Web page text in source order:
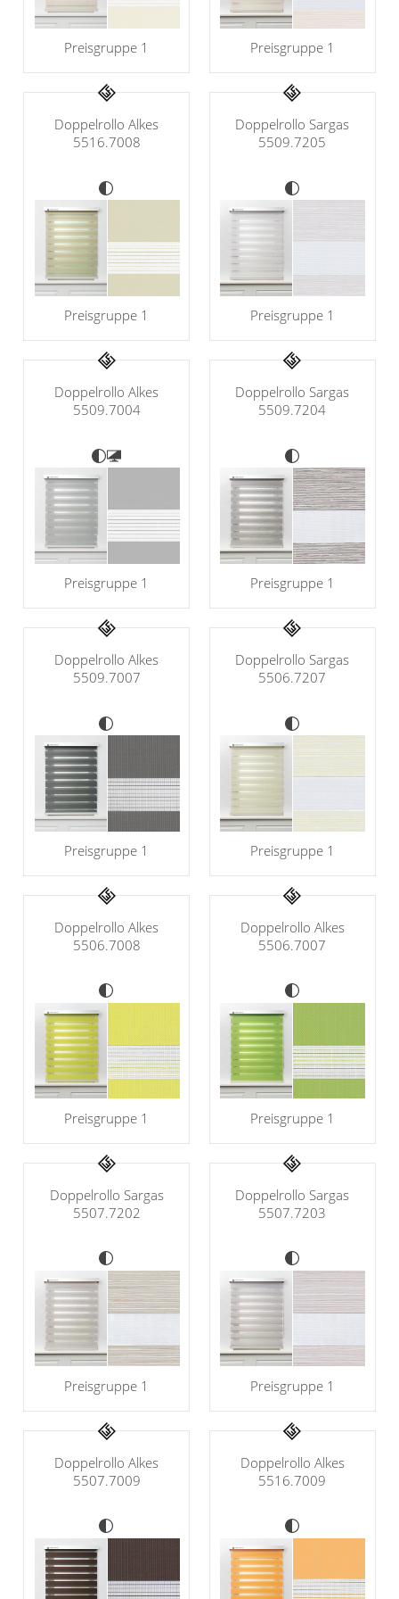
Gardinenstange
Stoffe
Panneaux
Preisgruppe 1 Preisgruppe 1
Doppelrollo Alkes
5516.7008
Preisgruppe 1
Doppelrollo Sargas
5509.7205
Preisgruppe 1
Doppelrollo Alkes
5509.7004
Preisgruppe 1
Doppelrollo Sargas
5509.7204
Preisgruppe 1
Doppelrollo Alkes
5509.7007
Preisgruppe 1
Doppelrollo Sargas
5506.7207
Preisgruppe 1
Doppelrollo Alkes
5506.7008
Preisgruppe 1
Doppelrollo Alkes
5506.7007
Preisgruppe 1
Doppelrollo Sargas
5507.7202
Preisgruppe 1
Doppelrollo Sargas
5507.7203
Preisgruppe 1
Doppelrollo Alkes
5507.7009
Doppelrollo Alkes
5516.7009